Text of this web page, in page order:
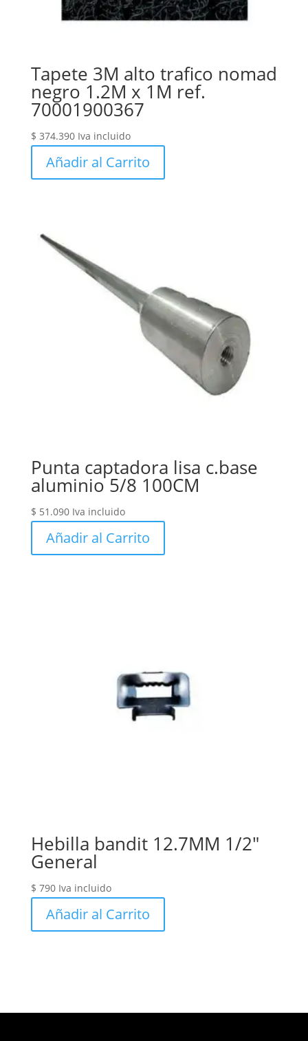
Tapete 3M alto trafico nomad
negro 1.2M x 1M ref.
70001900367
$ 374.390 Iva incluido
Añadir al Carrito
Punta captadora lisa c.base
aluminio 5/8 100CM
$ 51.090 Iva incluido
Añadir al Carrito
Hebilla bandit 12.7MM 1/2″
General
$ 790 Iva incluido
Añadir al Carrito